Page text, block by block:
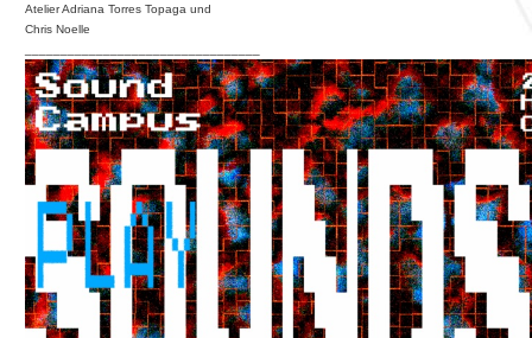
Atelier Adriana Torres Topaga und
Chris Noelle